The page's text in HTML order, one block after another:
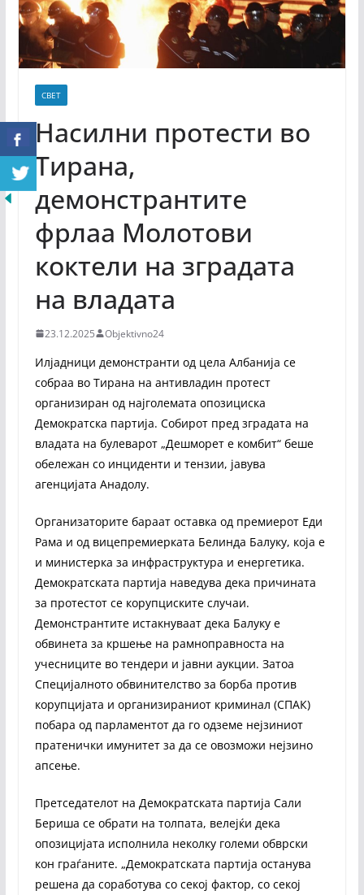
СВЕТ
Насилни протести во
Тирана,
демонстрантите
фрлаа Молотови
коктели на зградата
на владата
23.12.2025 Objektivno24
Илјадници демонстранти од цела Албанија се
собраа во Тирана на антивладин протест
организиран од најголемата опозициска
Демократска партија. Собирот пред зградата на
владата на булеварот „Дешморет е комбит“ беше
обележан со инциденти и тензии, јавува
агенцијата Анадолу.
Организаторите бараат оставка од премиерот Еди
Рама и од вицепремиерката Белинда Балуку, која е
и министерка за инфраструктура и енергетика.
Демократската партија наведува дека причината
за протестот се корупциските случаи.
Демонстрантите истакнуваат дека Балуку е
обвинета за кршење на рамноправноста на
учесниците во тендери и јавни аукции. Затоа
Специјалното обвинителство за борба против
корупцијата и организираниот криминал (СПАК)
побара од парламентот да го одземе нејзиниот
пратенички имунитет за да се овозможи нејзино
апсење.
Претседателот на Демократската партија Сали
Бериша се обрати на толпата, велејќи дека
опозицијата исполнила неколку големи обврски
кон граѓаните. „Демократската партија останува
решена да соработува со секој фактор, со секој